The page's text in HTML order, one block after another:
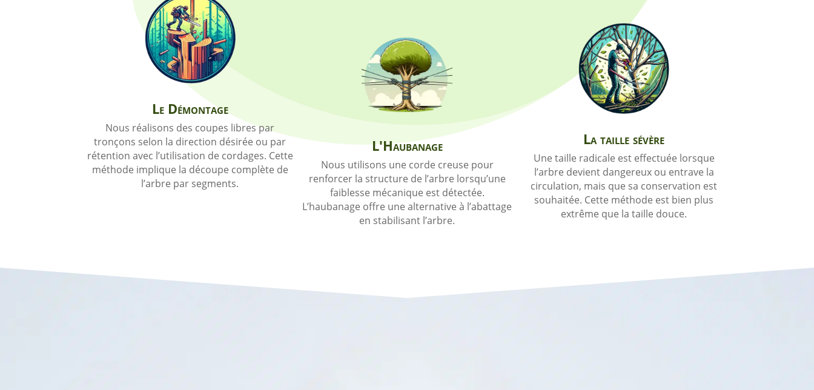
Le Démontage
Nous réalisons des coupes libres par
tronçons selon la direction désirée ou par
rétention avec l’utilisation de cordages. Cette
méthode implique la découpe complète de
l’arbre par segments.
L'Haubanage
Nous utilisons une corde creuse pour
renforcer la structure de l’arbre lorsqu’une
faiblesse mécanique est détectée.
L’haubanage offre une alternative à l’abattage
en stabilisant l’arbre.
La taille sévère
Une taille radicale est effectuée lorsque
l’arbre devient dangereux ou entrave la
circulation, mais que sa conservation est
souhaitée. Cette méthode est bien plus
extrême que la taille douce.